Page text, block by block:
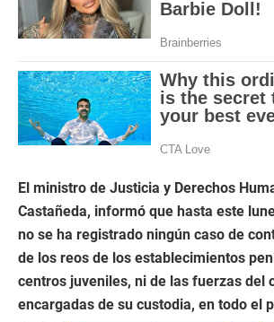
El ministro de Justicia y Derechos
Castañeda, informó que hasta este
no se ha registrado ningún caso de
de los reos de los establecimientos
centros juveniles, ni de las fuerzas del
encargadas de su custodia, en todo el